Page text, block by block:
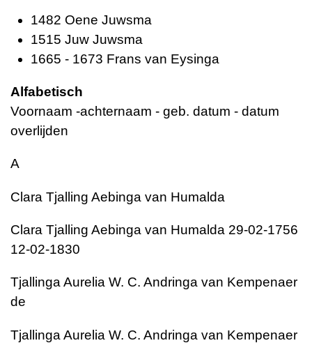
1482 Oene Juwsma
1515 Juw Juwsma
1665 - 1673 Frans van Eysinga
Alfabetisch
Voornaam -achternaam - geb. datum - datum
overlijden
A
Clara Tjalling Aebinga van Humalda
Clara Tjalling Aebinga van Humalda 29-02-1756
12-02-1830
Tjallinga Aurelia W. C. Andringa van Kempenaer
de
Tjallinga Aurelia W. C. Andringa van Kempenaer